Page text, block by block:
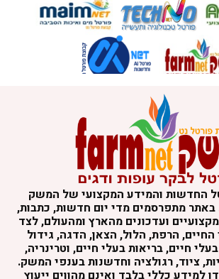
החדשות והמידע המקצועי של המשק
מתפרסמים מדי יום חדשות, כתבות,
ועדכונים מהארץ ומהעולם, לצד
החיים, הרפת, הלול, הצאן, הדגה, גידול
חיים, בריאות בעלי חיים, וטרינריה,
ציוד, רגולציה וחדשנות בענפי המשק.
למידע כללי בלבד ואינם מהווים ייעוץ